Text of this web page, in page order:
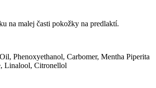
na malej časti pokožky na predlaktí.
Phenoxyethanol, Carbomer, Mentha Piperita
Linalool, Citronellol